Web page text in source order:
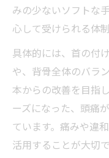
みの少ないソフトな
心して受けられる体
具体的には、首の付
や、背骨全体のバラ
本からの改善を目指
ーズになった、頭痛
ています。痛みや違
活用することが大切で